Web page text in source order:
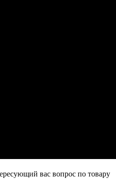
вас вопрос по товару